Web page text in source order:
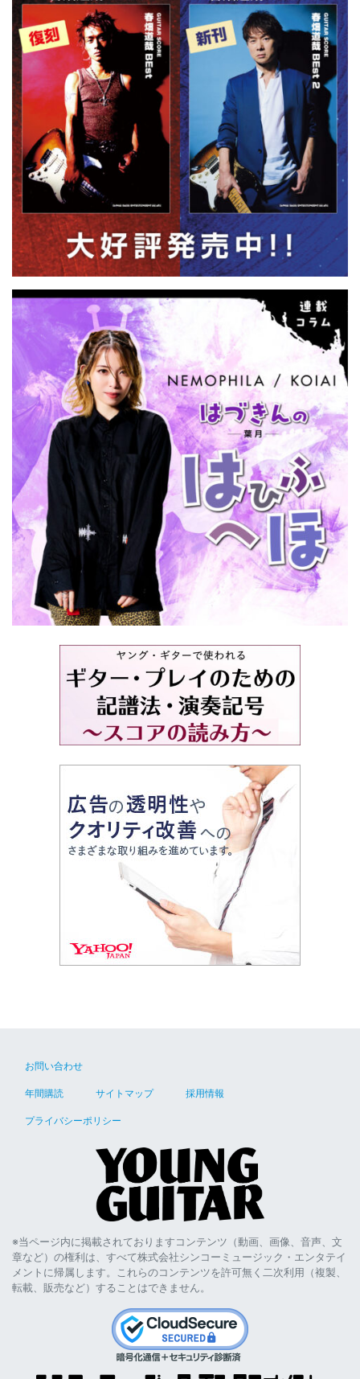
お問い合わせ
年間購読 サイトマップ 採用情報
プライバシーポリシー
※当ページ内に掲載されておりますコンテンツ（動画、画像、音声、文
章など）の権利は、すべて株式会社シンコーミュージック・エンタテイ
メントに帰属します。これらのコンテンツを許可無く二次利用（複製、
転載、販売など）することはできません。